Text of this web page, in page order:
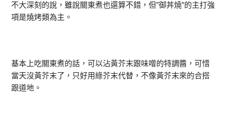
不大深刻的說，雖說關東煮也還算不錯，但”御丼燒”的主打強
項是燒烤類為主。
基本上吃關東煮的話，可以沾黃芥末跟味噌的特調醬，可惜
當天沒黃芥末了，只好用綠芥末代替，不像黃芥末來的合搭
跟道地。